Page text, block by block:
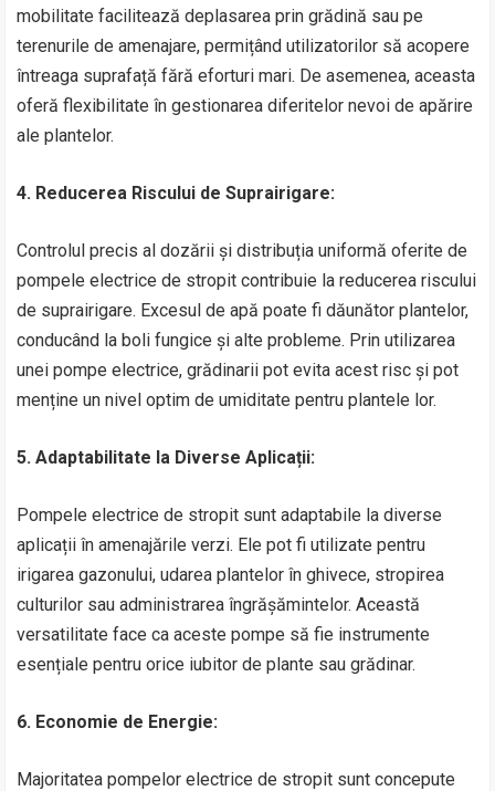
mobilitate facilitează deplasarea prin grădină sau pe
terenurile de amenajare, permițând utilizatorilor să acopere
întreaga suprafață fără eforturi mari. De asemenea, aceasta
oferă flexibilitate în gestionarea diferitelor nevoi de apărire
ale plantelor.
4. Reducerea Riscului de Suprairigare:
Controlul precis al dozării și distribuția uniformă oferite de
pompele electrice de stropit contribuie la reducerea riscului
de suprairigare. Excesul de apă poate fi dăunător plantelor,
conducând la boli fungice și alte probleme. Prin utilizarea
unei pompe electrice, grădinarii pot evita acest risc și pot
menține un nivel optim de umiditate pentru plantele lor.
5. Adaptabilitate la Diverse Aplicații:
Pompele electrice de stropit sunt adaptabile la diverse
aplicații în amenajările verzi. Ele pot fi utilizate pentru
irigarea gazonului, udarea plantelor în ghivece, stropirea
culturilor sau administrarea îngrășămintelor. Această
versatilitate face ca aceste pompe să fie instrumente
esențiale pentru orice iubitor de plante sau grădinar.
6. Economie de Energie:
Majoritatea pompelor electrice de stropit sunt concepute